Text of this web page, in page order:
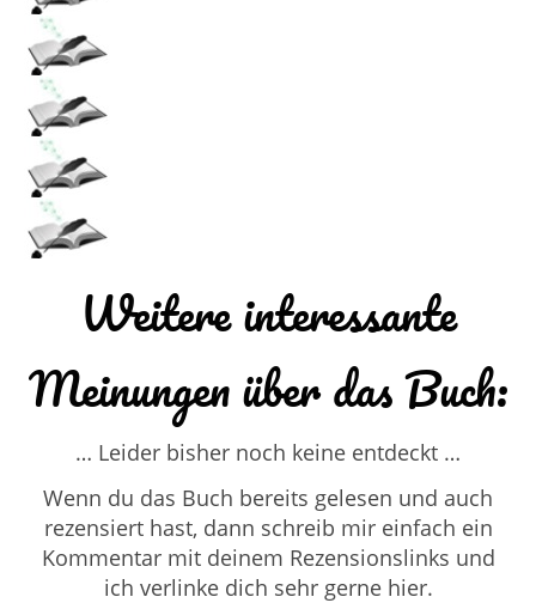
Weitere interessante
Meinungen über das Buch:
… Leider bisher noch keine entdeckt …
Wenn du das Buch bereits gelesen und auch
rezensiert hast, dann schreib mir einfach ein
Kommentar mit deinem Rezensionslinks und
ich verlinke dich sehr gerne hier.